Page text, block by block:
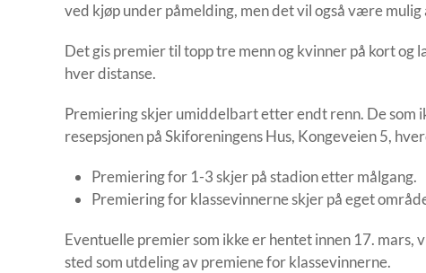
ved kjøp under påmelding, men det vil også være mulig
Det gis premier til topp tre menn og kvinner på kort og
hver distanse.
Premiering skjer umiddelbart etter endt renn. De som
resepsjonen på Skiforeningens Hus, Kongeveien 5,
Premiering for 1-3 skjer på stadion etter målgang.
Premiering for klassevinnerne skjer på eget
Eventuelle premier som ikke er hentet innen 17. mars,
sted som utdeling av premiene for klassevinnerne.